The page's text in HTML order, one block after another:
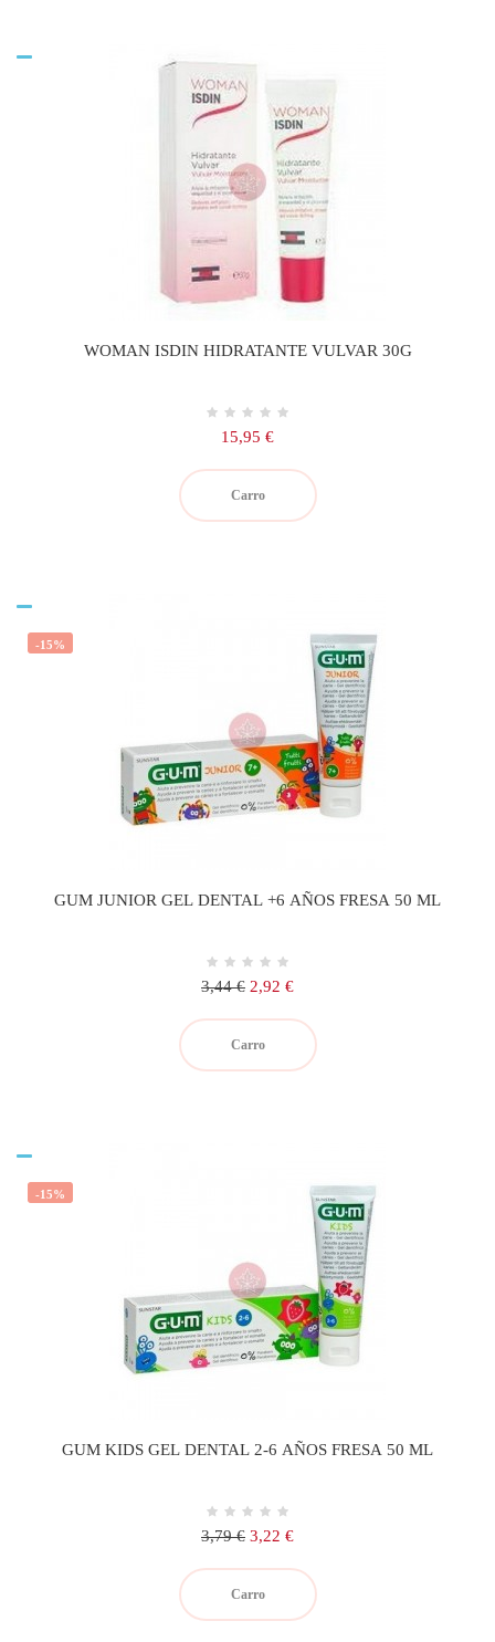
WOMAN ISDIN HIDRATANTE VULVAR 30G
Precio
15,95 €
Carro
-15%
GUM JUNIOR GEL DENTAL +6 AÑOS FRESA 50 ML
Precio
3,44 € Precio
2,92 €
Carro
-15%
GUM KIDS GEL DENTAL 2-6 AÑOS FRESA 50 ML
Precio
3,79 € Precio
3,22 €
Carro